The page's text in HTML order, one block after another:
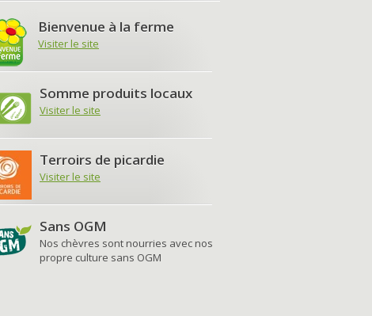
Bienvenue à la ferme
Visiter le site
Somme produits locaux
Visiter le site
Terroirs de picardie
Visiter le site
Sans OGM
Nos chèvres sont nourries avec nos
propre culture sans OGM